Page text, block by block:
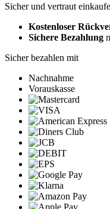
Sicher und vertraut
Kostenloser
Sichere Bezahlung
Sicher bezahlen mit
Nachnahme
Vorauskasse